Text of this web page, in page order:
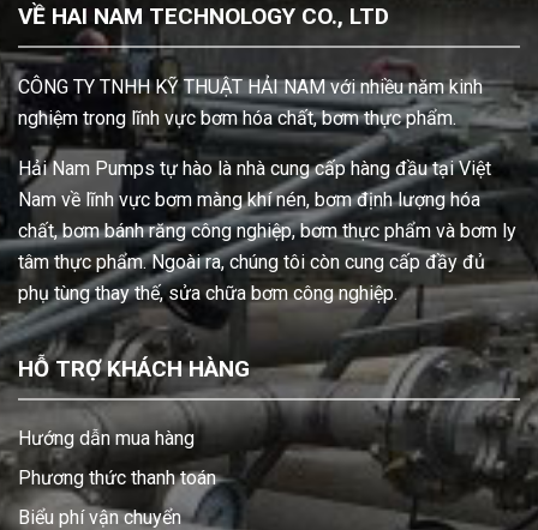
VỀ HAI NAM TECHNOLOGY CO., LTD
CÔNG TY TNHH KỸ THUẬT HẢI NAM với nhiều năm kinh
nghiệm trong lĩnh vực bơm hóa chất, bơm thực phẩm.
Hải Nam Pumps tự hào là nhà cung cấp hàng đầu tại Việt
Nam về lĩnh vực bơm màng khí nén, bơm định lượng hóa
chất, bơm bánh răng công nghiệp, bơm thực phẩm và bơm ly
tâm thực phẩm. Ngoài ra, chúng tôi còn cung cấp đầy đủ
phụ tùng thay thế, sửa chữa bơm công nghiệp.
HỖ TRỢ KHÁCH HÀNG
Hướng dẫn mua hàng
Phương thức thanh toán
Biểu phí vận chuyển